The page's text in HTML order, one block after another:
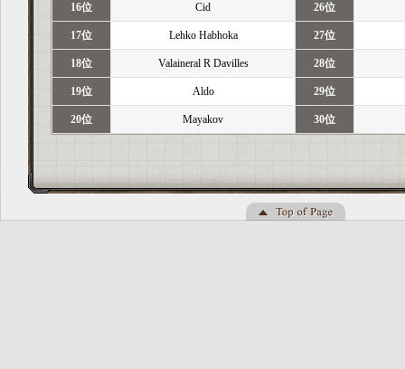
16位 Cid 26位
17位 Lehko Habhoka 27位
18位 Valaineral R Davilles 28位
19位 Aldo 29位
20位 Mayakov 30位